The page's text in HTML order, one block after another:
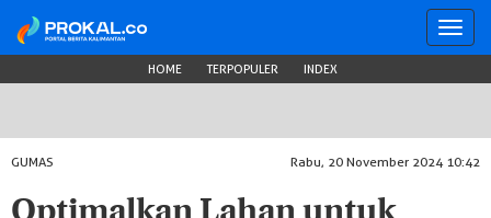
HOME TERPOPULER INDEX
GUMAS Rabu, 20 November 2024 10:42
Optimalkan Lahan untuk